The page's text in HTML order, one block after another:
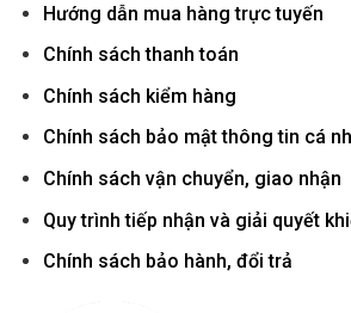
Hướng dẫn mua hàng trực tuyến
Chính sách thanh toán
Chính sách kiểm hàng
Chính sách bảo mật thông tin cá
Chính sách vận chuyển, giao nhận
Quy trình tiếp nhận và giải quyết
Chính sách bảo hành, đổi trả